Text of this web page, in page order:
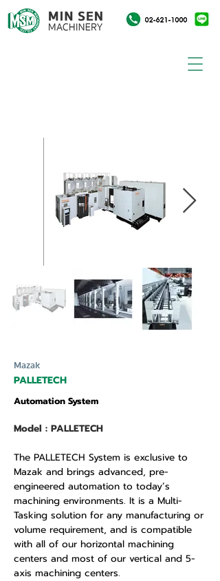
Mazak
PALLETECH
Automation System
Model : PALLETECH
The PALLETECH System is exclusive to
Mazak and brings advanced, pre-
engineered automation to today’s
machining environments. It is a Multi-
Tasking solution for any manufacturing or
volume requirement, and is compatible
with all of our horizontal machining
centers and most of our vertical and 5-
axis machining centers.